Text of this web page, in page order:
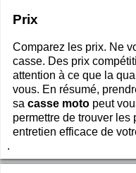
Prix
Comparez les prix. Ne
casse. Des prix
attention à ce que la
vous. En résumé,
sa casse moto peut
permettre de trouver les
entretien efficace de
.